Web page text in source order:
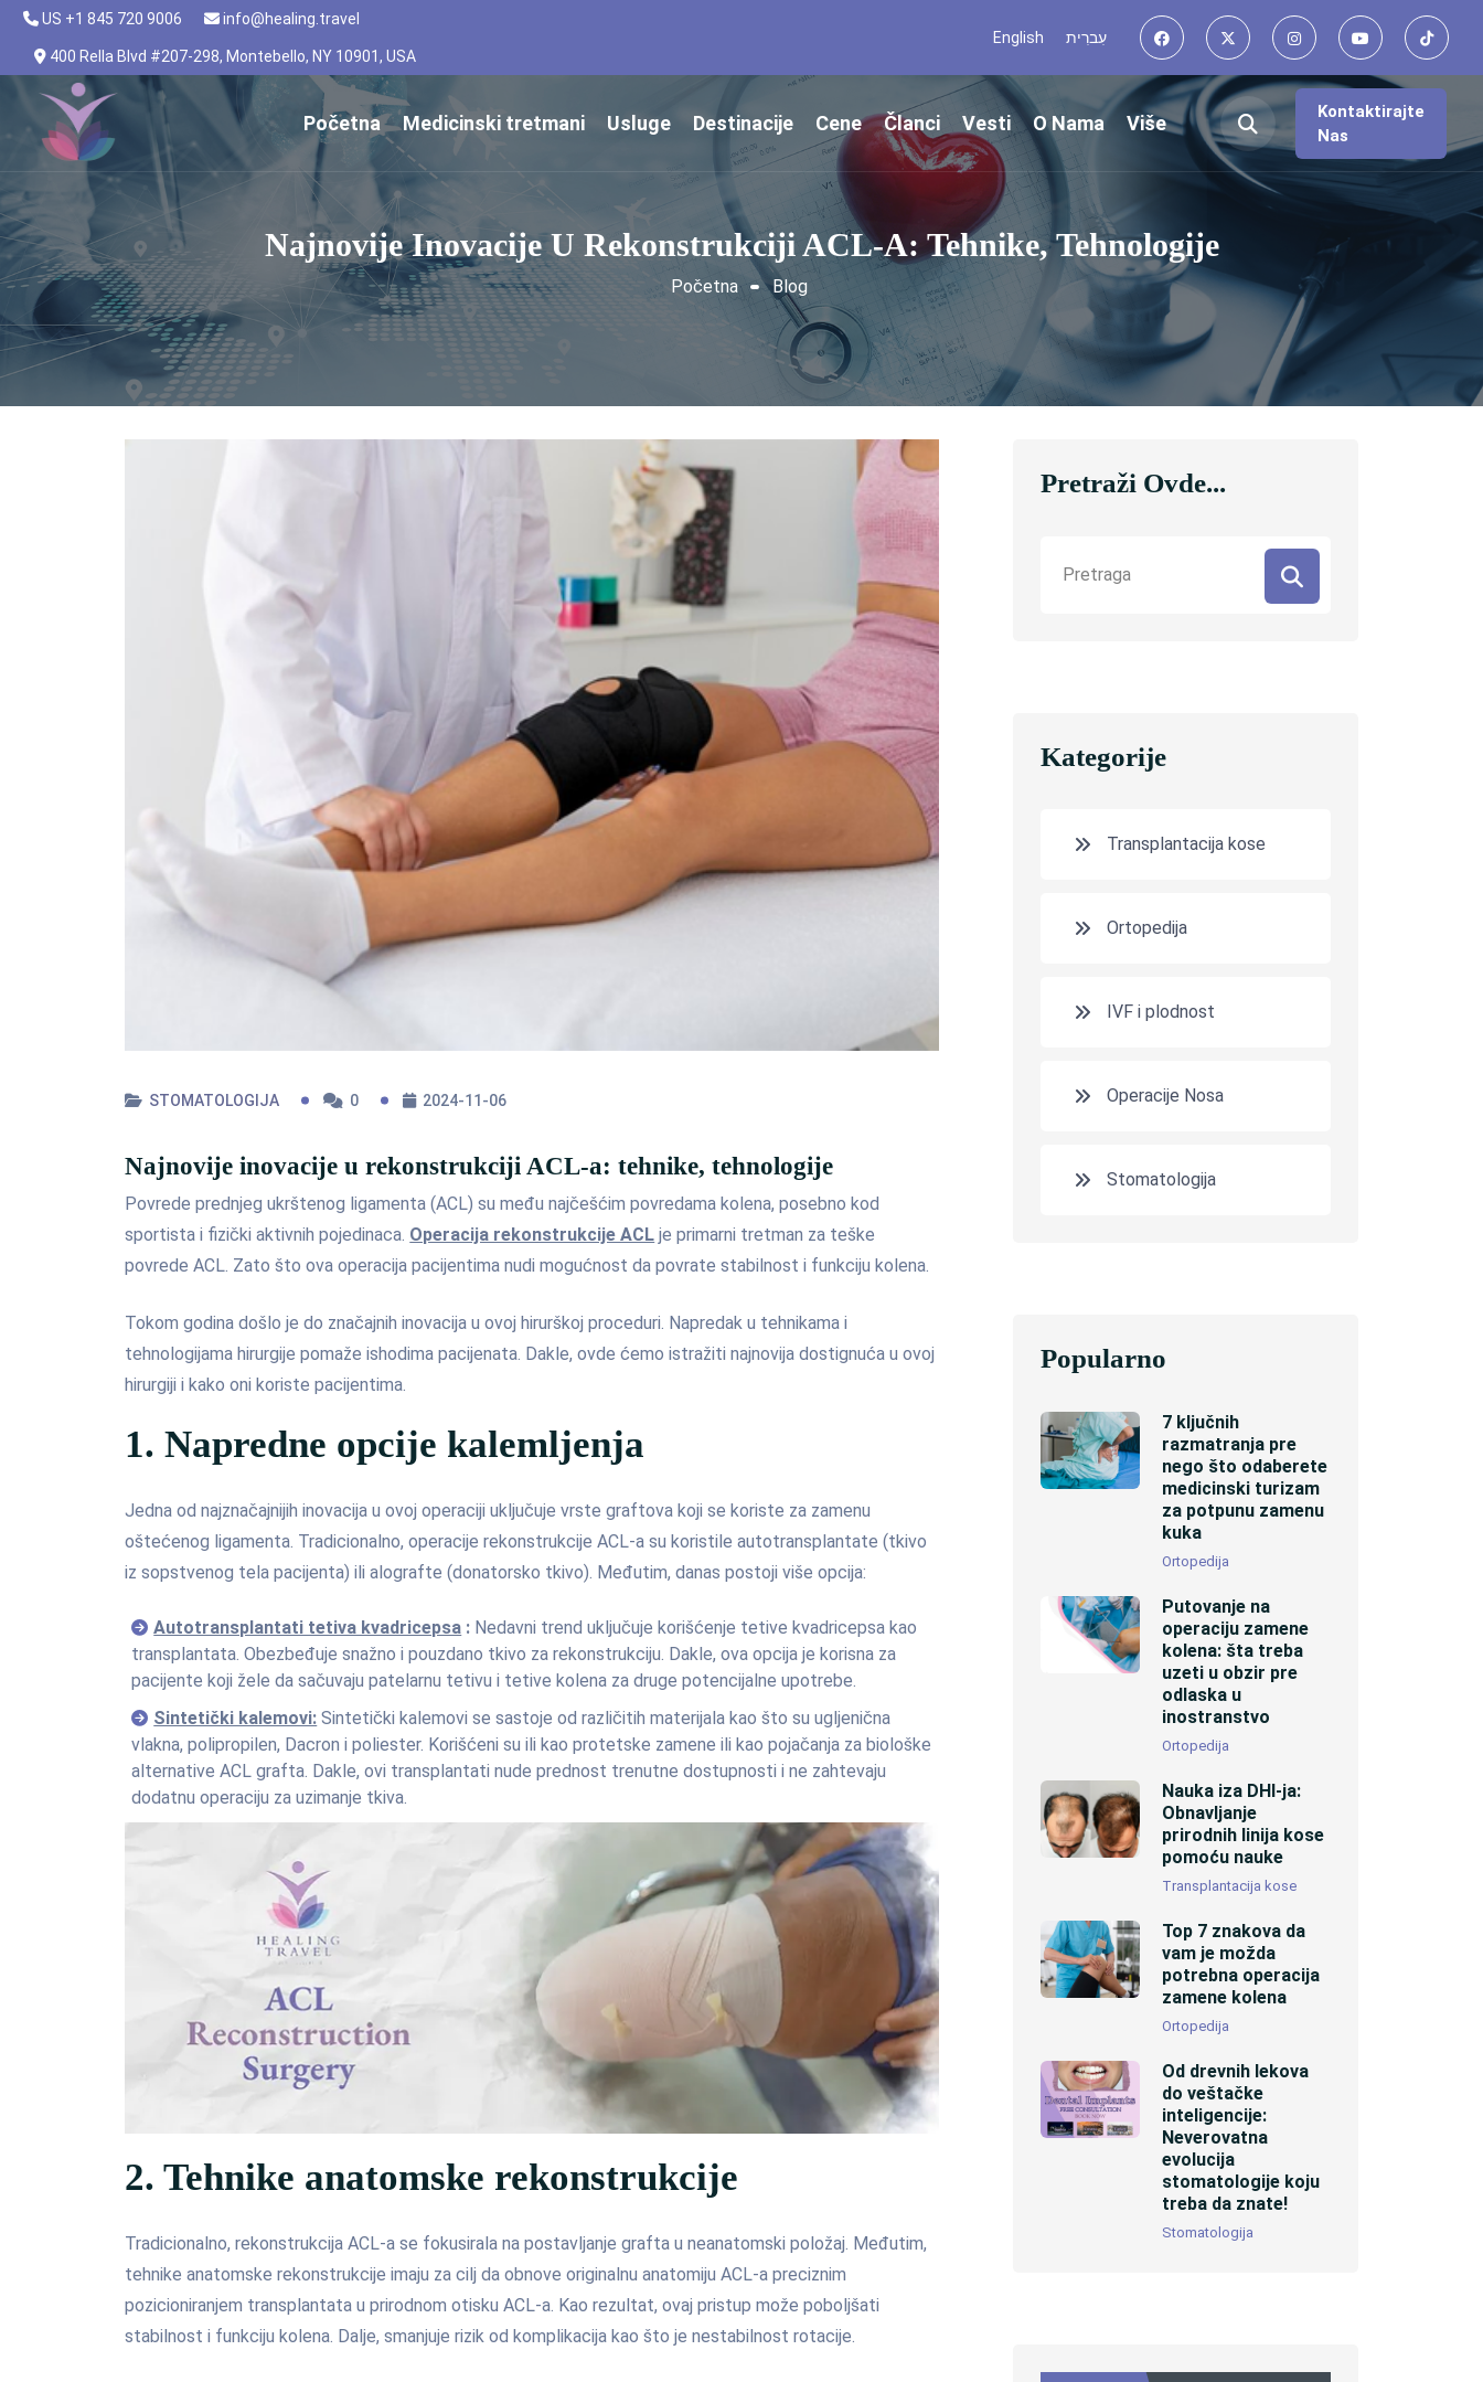
US +1 845 720 9006 info@healing.travel
400 Rella Blvd #207-298, Montebello, NY 10901, USA
English עִברִית
Početna Medicinski tretmani Usluge Destinacije Cene Članci Vesti O Nama Više
Kontaktirajte
Nas
Najnovije Inovacije U Rekonstrukciji ACL-A: Tehnike, Tehnologije
Početna Blog
STOMATOLOGIJA 0 2024-11-06
Najnovije inovacije u rekonstrukciji ACL-a: tehnike, tehnologije
Povrede prednjeg ukrštenog ligamenta (ACL) su među najčešćim povredama kolena, posebno kod
sportista i fizički aktivnih pojedinaca. Operacija rekonstrukcije ACL je primarni tretman za teške
povrede ACL. Zato što ova operacija pacijentima nudi mogućnost da povrate stabilnost i funkciju kolena.
Tokom godina došlo je do značajnih inovacija u ovoj hirurškoj proceduri. Napredak u tehnikama i
tehnologijama hirurgije pomaže ishodima pacijenata. Dakle, ovde ćemo istražiti najnovija dostignuća u ovoj
hirurgiji i kako oni koriste pacijentima.
1. Napredne opcije kalemljenja
Jedna od najznačajnijih inovacija u ovoj operaciji uključuje vrste graftova koji se koriste za zamenu
oštećenog ligamenta. Tradicionalno, operacije rekonstrukcije ACL-a su koristile autotransplantate (tkivo
iz sopstvenog tela pacijenta) ili alografte (donatorsko tkivo). Međutim, danas postoji više opcija:
Autotransplantati tetiva kvadricepsa : Nedavni trend uključuje korišćenje tetive kvadricepsa kao
transplantata. Obezbeđuje snažno i pouzdano tkivo za rekonstrukciju. Dakle, ova opcija je korisna za
pacijente koji žele da sačuvaju patelarnu tetivu i tetive kolena za druge potencijalne upotrebe.
Sintetički kalemovi: Sintetički kalemovi se sastoje od različitih materijala kao što su ugljenična
vlakna, polipropilen, Dacron i poliester. Korišćeni su ili kao protetske zamene ili kao pojačanja za biološke
alternative ACL grafta. Dakle, ovi transplantati nude prednost trenutne dostupnosti i ne zahtevaju
dodatnu operaciju za uzimanje tkiva.
2. Tehnike anatomske rekonstrukcije
Tradicionalno, rekonstrukcija ACL-a se fokusirala na postavljanje grafta u neanatomski položaj. Međutim,
tehnike anatomske rekonstrukcije imaju za cilj da obnove originalnu anatomiju ACL-a preciznim
pozicioniranjem transplantata u prirodnom otisku ACL-a. Kao rezultat, ovaj pristup može poboljšati
stabilnost i funkciju kolena. Dalje, smanjuje rizik od komplikacija kao što je nestabilnost rotacije.
Pretraži Ovde...
Kategorije
Transplantacija kose
Ortopedija
IVF i plodnost
Operacije Nosa
Stomatologija
Popularno
7 ključnih
razmatranja pre
nego što odaberete
medicinski turizam
za potpunu zamenu
kuka
Ortopedija
Putovanje na
operaciju zamene
kolena: šta treba
uzeti u obzir pre
odlaska u
inostranstvo
Ortopedija
Nauka iza DHI-ja:
Obnavljanje
prirodnih linija kose
pomoću nauke
Transplantacija kose
Top 7 znakova da
vam je možda
potrebna operacija
zamene kolena
Ortopedija
Od drevnih lekova
do veštačke
inteligencije:
Neverovatna
evolucija
stomatologije koju
treba da znate!
Stomatologija